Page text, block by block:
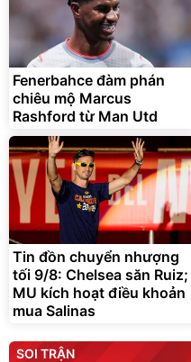
Fenerbahce đàm phán
chiêu mộ Marcus
Rashford từ Man Utd
Tin đồn chuyển nhượng
tối 9/8: Chelsea săn Ruiz;
MU kích hoạt điều khoản
mua Salinas
SOI TRẬN